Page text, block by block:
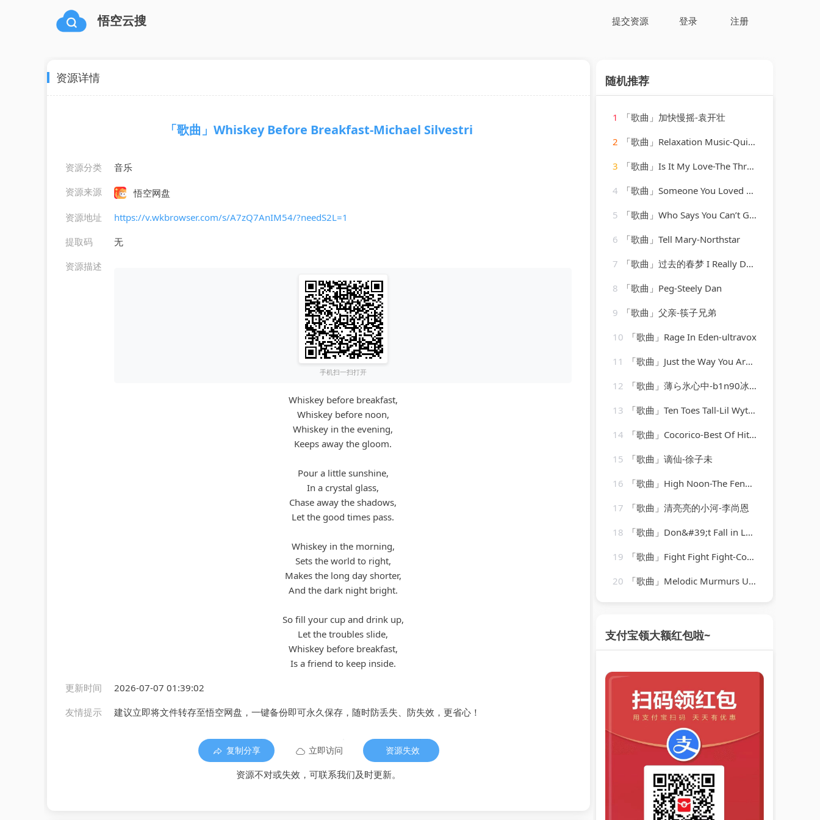
悟空云搜 提交资源 登录 注册
资源详情
「歌曲」Whiskey Before Breakfast-Michael Silvestri
资源分类
音乐
资源来源
悟空网盘
资源地址
https://v.wkbrowser.com/s/A7zQ7AnIM54/?needS2L=1
提取码
无
资源描述
手机扫一扫打开
Whiskey before breakfast,
Whiskey before noon,
Whiskey in the evening,
Keeps away the gloom.
Pour a little sunshine,
In a crystal glass,
Chase away the shadows,
Let the good times pass.
Whiskey in the morning,
Sets the world to right,
Makes the long day shorter,
And the dark night bright.
So fill your cup and drink up,
Let the troubles slide,
Whiskey before breakfast,
Is a friend to keep inside.
更新时间
2026-07-07 01:39:02
友情提示
建议立即将文件转存至悟空网盘，一键备份即可永久保存，随时防丢失、防失效，更省心！
复制分享 立即访问 资源失效
资源不对或失效，可联系我们及时更新。
随机推荐
1
「歌曲」加快慢摇-袁开壮
2
「歌曲」Relaxation Music-Quiet Moments、SPA、Spa Relaxation
3
「歌曲」Is It My Love-The Three Degrees
4
「歌曲」Someone You Loved DJ旋律-南辞
5
「歌曲」Who Says You Can’t Go Home-Ultimate Dance Hits(1)
6
「歌曲」Tell Mary-Northstar
7
「歌曲」过去的春梦 I Really Don t Want To Know-叶瑷菱
8
「歌曲」Peg-Steely Dan
9
「歌曲」父亲-筷子兄弟
10
「歌曲」Rage In Eden-ultravox
11
「歌曲」Just the Way You Are-Bruno Mars
12
「歌曲」薄ら氷心中-b1n90冰果
13
「歌曲」Ten Toes Tall-Lil Wyte、Juvenile
14
「歌曲」Cocorico-Best Of Hits (最佳点击率)
15
「歌曲」谪仙-徐子未
16
「歌曲」High Noon-The Fendermen
17
「歌曲」清亮亮的小河-李尚恩
18
「歌曲」Don&#39;t Fall in Love With a Dreamer-Countdown Chartbusters
19
「歌曲」Fight Fight Fight-Cool & Classy
20
「歌曲」Melodic Murmurs Under Moonlight-Rain Sound Studio、Rain for Deep Sleep、Easy Sleep Music
支付宝领大额红包啦~